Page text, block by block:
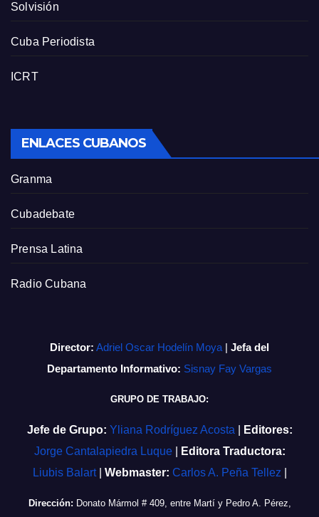
Solvisión
Cuba Periodista
ICRT
ENLACES CUBANOS
Granma
Cubadebate
Prensa Latina
Radio Cubana
Director: Adriel Oscar Hodelín Moya | Jefa del
Departamento Informativo: Sisnay Fay Vargas
GRUPO DE TRABAJO:
Jefe de Grupo: Yliana Rodríguez Acosta
Editores:
Jorge Cantalapiedra Luque
Editora Traductora:
Liubis Balart
Webmaster: Carlos A. Peña Tellez
Dirección: Donato Mármol # 409, entre Martí y Pedro A. Pérez,